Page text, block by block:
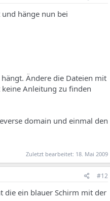
hänge nun bei
Ändere die Dateien mit
Anleitung zu finden
domain und einmal den
Zuletzt bearbeitet: 18. Mai 2009
#12
die ein blauer Schirm mit der